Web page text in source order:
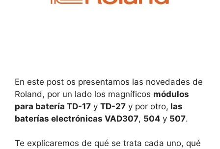
En este post os presentamos las novedades de
Roland, por un lado los magníficos módulos
para batería TD-17 y TD-27 y por otro, las
baterías electrónicas VAD307, 504 y 507.
Te explicaremos de qué se trata cada uno, qué